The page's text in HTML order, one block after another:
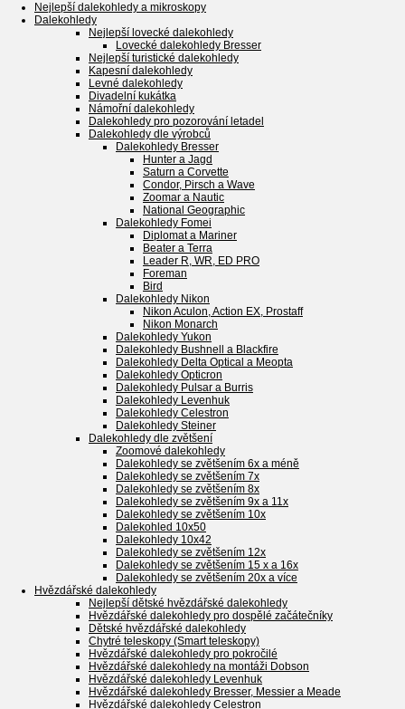
Nejlepší dalekohledy a mikroskopy
Dalekohledy
Nejlepší lovecké dalekohledy
Lovecké dalekohledy Bresser
Nejlepší turistické dalekohledy
Kapesní dalekohledy
Levné dalekohledy
Divadelní kukátka
Námořní dalekohledy
Dalekohledy pro pozorování letadel
Dalekohledy dle výrobců
Dalekohledy Bresser
Hunter a Jagd
Saturn a Corvette
Condor, Pirsch a Wave
Zoomar a Nautic
National Geographic
Dalekohledy Fomei
Diplomat a Mariner
Beater a Terra
Leader R, WR, ED PRO
Foreman
Bird
Dalekohledy Nikon
Nikon Aculon, Action EX, Prostaff
Nikon Monarch
Dalekohledy Yukon
Dalekohledy Bushnell a Blackfire
Dalekohledy Delta Optical a Meopta
Dalekohledy Opticron
Dalekohledy Pulsar a Burris
Dalekohledy Levenhuk
Dalekohledy Celestron
Dalekohledy Steiner
Dalekohledy dle zvětšení
Zoomové dalekohledy
Dalekohledy se zvětšením 6x a méně
Dalekohledy se zvětšením 7x
Dalekohledy se zvětšením 8x
Dalekohledy se zvětšením 9x a 11x
Dalekohledy se zvětšením 10x
Dalekohled 10x50
Dalekohledy 10x42
Dalekohledy se zvětšením 12x
Dalekohledy se zvětšením 15 x a 16x
Dalekohledy se zvětšením 20x a více
Hvězdářské dalekohledy
Nejlepší dětské hvězdářské dalekohledy
Hvězdářské dalekohledy pro dospělé začátečníky
Dětské hvězdářské dalekohledy
Chytré teleskopy (Smart teleskopy)
Hvězdářské dalekohledy pro pokročilé
Hvězdářské dalekohledy na montáži Dobson
Hvězdářské dalekohledy Levenhuk
Hvězdářské dalekohledy Bresser, Messier a Meade
Hvězdářské dalekohledy Celestron